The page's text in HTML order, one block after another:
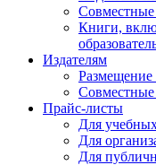
Совместные
Книги,
Издателям
Совместные
Прайс-листы
Для
Для
Для